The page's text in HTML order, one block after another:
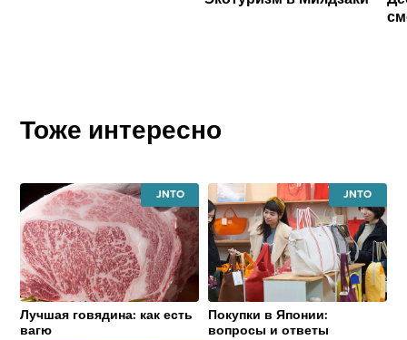
Тоже интересно
Лучшая говядина: как есть
вагю
JAPAN
NATIONAL
TOURISM
ORGANIZATION
Покупки в Японии:
вопросы и ответы
JAPAN
NATIONAL
TOURISM